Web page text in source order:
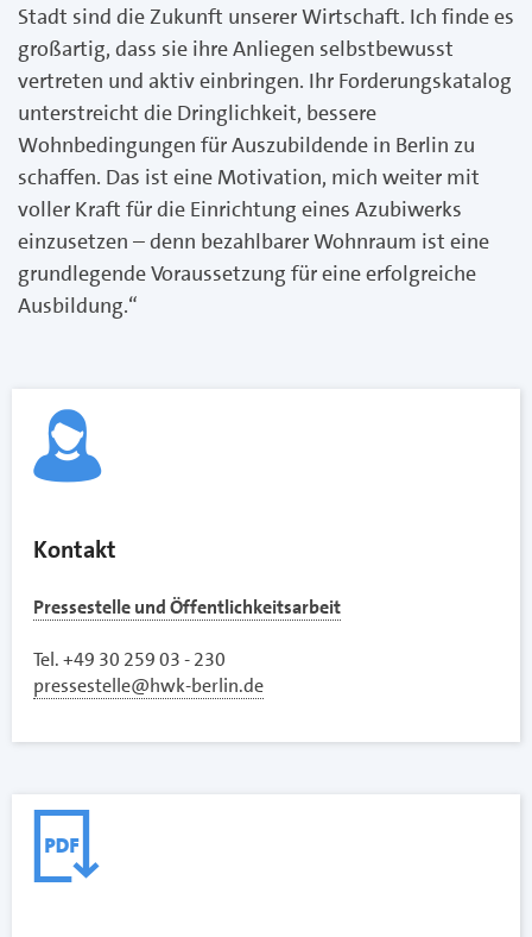
Stadt sind die Zukunft unserer Wirtschaft. Ich finde es
großartig, dass sie ihre Anliegen selbstbewusst
vertreten und aktiv einbringen. Ihr Forderungskatalog
unterstreicht die Dringlichkeit, bessere
Wohnbedingungen für Auszubildende in Berlin zu
schaffen. Das ist eine Motivation, mich weiter mit
voller Kraft für die Einrichtung eines Azubiwerks
einzusetzen – denn bezahlbarer Wohnraum ist eine
grundlegende Voraussetzung für eine erfolgreiche
Ausbildung.“
Kontakt
Pressestelle und Öffentlichkeitsarbeit
Tel. +49 30 259 03 - 230
pressestelle@hwk-berlin.de